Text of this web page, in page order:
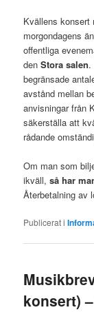
Kvällens konsert
morgondagens
offentliga
denStora salen.
begränsade
avstånd mellan
anvisningar från
säkerställa att
rådande
Om man som
ikväll,så har
Återbetalning av
Publicerat i
konsert)